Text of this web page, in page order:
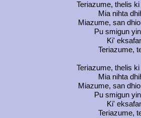
Teriazume, thelis
Mia nihta
Miazume, san
Pu smigun
Ki'
Teriazume,
Teriazume, thelis
Mia nihta
Miazume, san
Pu smigun
Ki'
Teriazume,